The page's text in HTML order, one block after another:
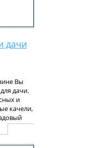
дачи
Вы
дачи.
и
качели,